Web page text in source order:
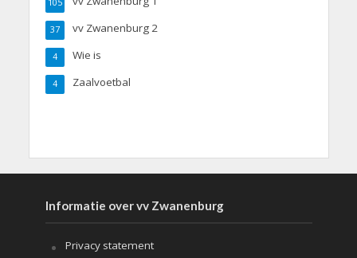
vv Zwanenburg 2
37
Wie is
4
Zaalvoetbal
4
Informatie over vv Zwanenburg
Privacy statement